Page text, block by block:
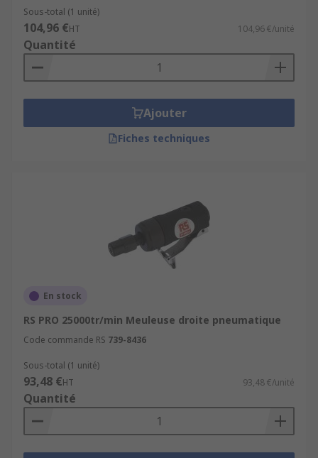
Applications
Utilisez les meuleuses pneumatiques dans les
ateliers, la carrosserie, et les projets de
restauration.
Sous-total (1 unité)
104,96 €HT 104,96 €/unité
Quantité
Ajouter
Fiches techniques
En stock
RS PRO 25000tr/min Meuleuse droite pneumatique
Code commande RS 739-8436
Sous-total (1 unité)
93,48 €HT 93,48 €/unité
Quantité